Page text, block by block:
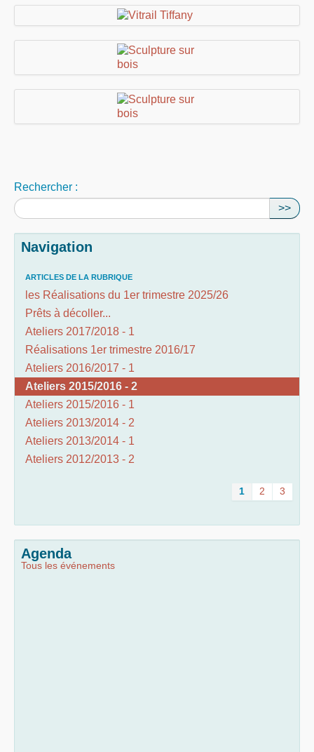
Rechercher :
>>
Navigation
ARTICLES DE LA RUBRIQUE
les Réalisations du 1er trimestre 2025/26
Prêts à décoller...
Ateliers 2017/2018 - 1
Réalisations 1er trimestre 2016/17
Ateliers 2016/2017 - 1
Ateliers 2015/2016 - 2
Ateliers 2015/2016 - 1
Ateliers 2013/2014 - 2
Ateliers 2013/2014 - 1
Ateliers 2012/2013 - 2
1 2 3
Agenda
Tous les événements